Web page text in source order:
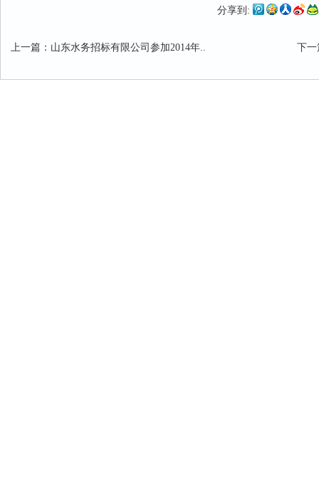
分享到:
上一篇 ： 山东水务招标有限公司参加2014年.. 下一